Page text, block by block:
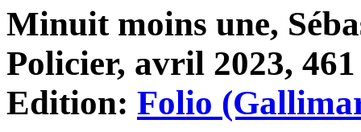
Minuit moins une,
Policier, avril 2023, 461
Edition: Folio